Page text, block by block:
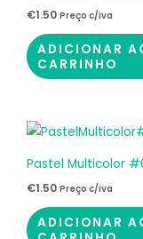
€1.50 Preço c/iva
ADICIONAR
CARRINHO
Pastel Multicolor
€1.50 Preço c/iva
ADICIONAR